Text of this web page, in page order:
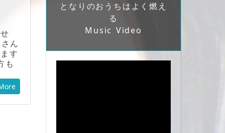
ん
す
も
となりのおうちはよく燃え
る
Music Video